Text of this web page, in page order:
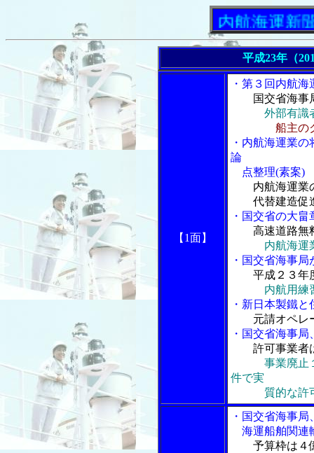
「内航海運新聞」ニ
平成23年（
【1面】
・第３回内航
国交省海事
外部有識
船主の
・内航海運業
論
点整理(素案)
内航海運業
代替建造促進
・国交省の大
高速道路無
内航海運
・国交省海事
平成２３年
内航用練
・新日本製鐵
元請オペレ
・国交省海事
許可事業者
事業廃止
件で実
質的な許可
・国交省海事
海運船舶関連
予算枠は４